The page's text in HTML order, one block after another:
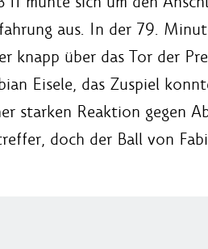
aus. In der 79.
knapp über das Tor der
Eisele, das Zuspiel
starken Reaktion gegen
doch der Ball von